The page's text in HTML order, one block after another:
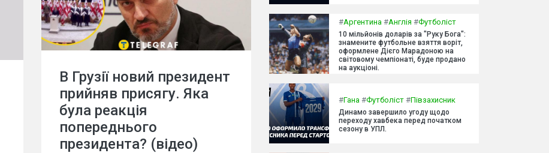
В Грузії новий президент
прийняв присягу. Яка
була реакція
попереднього
президента? (відео)
#Аргентина #Англія #Футболіст
10 мільйонів доларів за "Руку Бога":
знамените футбольне взяття воріт,
оформлене Дієго Марадоною на
світовому чемпіонаті, буде продано
на аукціоні.
#Гана #Футболіст #Півзахисник
Динамо завершило угоду щодо
переходу хавбека перед початком
сезону в УПЛ.